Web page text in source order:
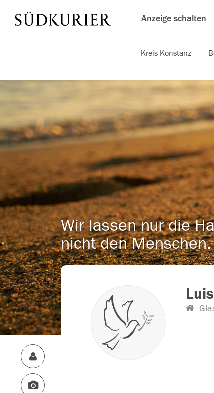
Anzeige schalten
Kreis Konstanz
Wir lassen nur die
nicht den Menschen.